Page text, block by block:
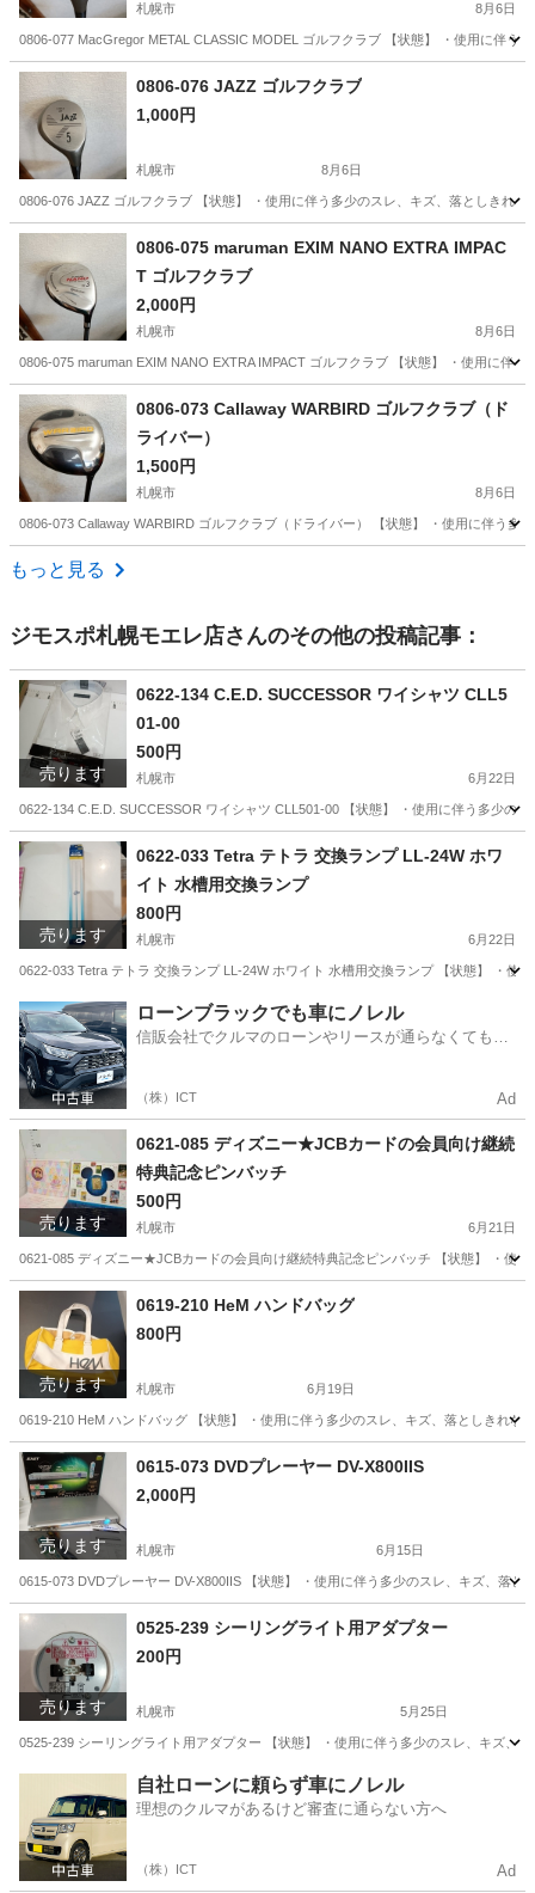
札幌市 8月6日
0806-077 MacGregor METAL CLASSIC MODEL ゴルフクラブ 【状態】 ・使用に伴
北海道 札幌市 MacGregor
0806-076 JAZZ ゴルフクラブ
1,000円
札幌市 8月6日
0806-076 JAZZ ゴルフクラブ 【状態】 ・使用に伴う多少のスレ、キズ、落としきれ
北海道 札幌市 0806-075 maruman EXIM NANO EXTRA IMPAC
T ゴルフクラブ
2,000円
札幌市 8月6日
0806-075 maruman EXIM NANO EXTRA IMPACT ゴルフクラブ 【状態】 ・使用に伴
北海道 札幌市 0806-073 Callaway WARBIRD ゴルフクラブ（ド
ライバー）
1,500円
札幌市 8月6日
0806-073 Callaway WARBIRD ゴルフクラブ（ドライバー） 【状態】 ・使用に伴う
北海道 札幌市
もっと見る
ジモスポ札幌モエレ店さんのその他の投稿記事：
売ります
0622-134 C.E.D. SUCCESSOR ワイシャツ CLL5
01-00
500円
札幌市 6月22日
0622-134 C.E.D. SUCCESSOR ワイシャツ CLL501-00 【状態】 ・使用に伴う多少の
北海道 札幌市
売ります
0622-033 Tetra テトラ 交換ランプ LL-24W ホワ
イト 水槽用交換ランプ
800円
札幌市 6月22日
0622-033 Tetra テトラ 交換ランプ LL-24W ホワイト 水槽用交換ランプ 【状態】 ・使
北海道 札幌市 その他 ランプ
ローンブラックでも車にノレル
信販会社でクルマのローンやリースが通らなくてもク
（株）ICT Ad
売ります
0621-085 ディズニー★JCBカードの会員向け継続
特典記念ピンバッチ
500円
札幌市 6月21日
0621-085 ディズニー★JCBカードの会員向け継続特典記念ピンバッチ 【状態】 ・使
北海道 札幌市
売ります
0619-210 HeM ハンドバッグ
800円
札幌市 6月19日
0619-210 HeM ハンドバッグ 【状態】 ・使用に伴う多少のスレ、キズ、落としきれ
北海道 札幌市
売ります
0615-073 DVDプレーヤー DV-X800IIS
2,000円
札幌市 6月15日
0615-073 DVDプレーヤー DV-X800IIS 【状態】 ・使用に伴う多少のスレ、キズ、落
北海道 札幌市 映像プレーヤー、レコーダー
売ります
0525-239 シーリングライト用アダプター
200円
札幌市 5月25日
0525-239 シーリングライト用アダプター 【状態】 ・使用に伴う多少のスレ、キズ
その他 現地
自社ローンに頼らず車にノレル
理想のクルマがあるけど審査に通らない方へ
（株）ICT Ad